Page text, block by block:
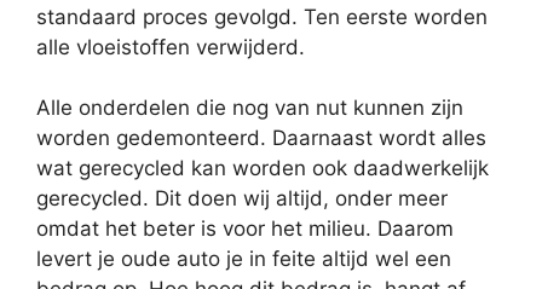
standaard proces gevolgd. Ten eerste worden
alle vloeistoffen verwijderd.
Alle onderdelen die nog van nut kunnen zijn
worden gedemonteerd. Daarnaast wordt alles
wat gerecycled kan worden ook daadwerkelijk
gerecycled. Dit doen wij altijd, onder meer
omdat het beter is voor het milieu. Daarom
levert je oude auto je in feite altijd wel een